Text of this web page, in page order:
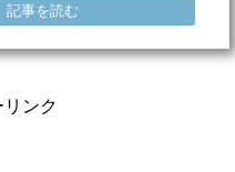
記事を読む
ンク